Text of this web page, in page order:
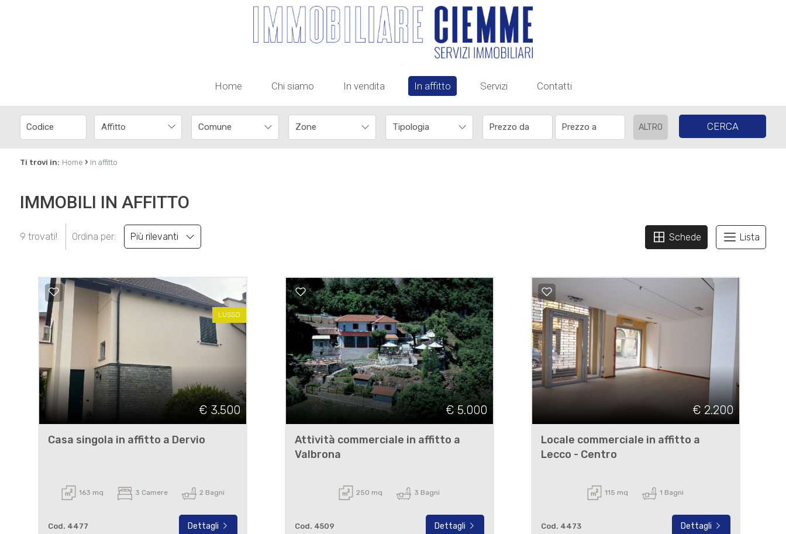
Home Chi siamo In vendita In affitto Servizi Contatti
Affitto ALTRO CERCA
Ti trovi in: Home › In affitto
IMMOBILI IN AFFITTO
9 trovati! Ordina per: Più rilevanti Schede Lista
LUSSO
€ 3.500
Casa singola in affitto a Dervio
163 mq 3 Camere 2 Bagni
Cod. 4477 Dettagli
€ 5.000
Attività commerciale in affitto a
Valbrona
250 mq 3 Bagni
Cod. 4509 Dettagli
€ 2.200
Locale commerciale in affitto a
Lecco - Centro
115 mq 1 Bagni
Cod. 4473 Dettagli